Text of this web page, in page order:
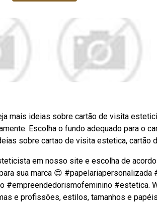
mais ideias sobre cartão de visita
Escolha o fundo adequado para o
sobre cartao de visita estetica, cartão
em nosso site e escolha de
sua marca 😍 #papelariapersonalizada
#empreendedorismofeminino #estetica.
e profissões, estilos, tamanhos e